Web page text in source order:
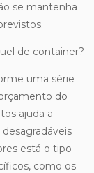
se mantenha
de container?
uma série
do
ajuda a
está o tipo
como os